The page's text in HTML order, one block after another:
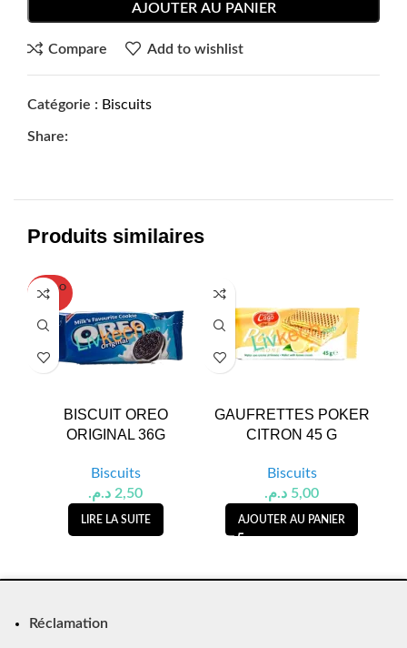
AJOUTER AU PANIER
Compare Add to wishlist
Catégorie : Biscuits
Share:
Produits similaires
SOLD O
UT
BISCUIT OREO
ORIGINAL 36G
Biscuits
2,50 د.م.
LIRE LA SUITE
GAUFRETTES POKER
CITRON 45 G
Biscuits
5,00 د.م.
AJOUTER AU PANIER
Réclamation